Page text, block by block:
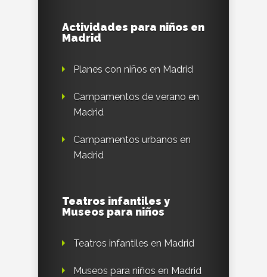
Actividades para niños en
Madrid
Planes con niños en Madrid
Campamentos de verano en
Madrid
Campamentos urbanos en
Madrid
Teatros infantiles y
Museos para niños
Teatros infantiles en Madrid
Museos para niños en Madrid